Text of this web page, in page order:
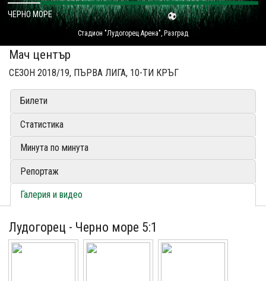
Стадион "Лудогорец Арена", Разград
ЧЕРНО МОРЕ
Мач център
СЕЗОН 2018/19, ПЪРВА ЛИГА, 10-ТИ КРЪГ
Билети
Статистика
Минута по минута
Репортаж
Галерия и видео
Лудогорец - Черно море 5:1